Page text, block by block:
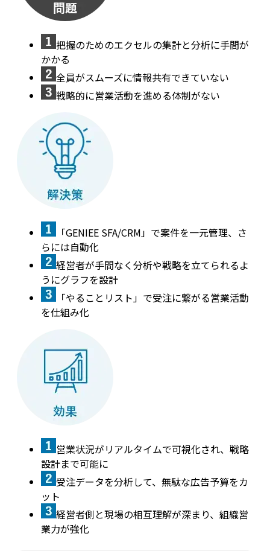
把握のためのエクセルの集計と分析に手間が
かかる
全員がスムーズに情報共有できていない
戦略的に営業活動を進める体制がない
「GENIEE SFA/CRM」で案件を一元管理、さ
らには自動化
経営者が手間なく分析や戦略を立てられるよ
うにグラフを設計
「やることリスト」で受注に繋がる営業活動
を仕組み化
営業状況がリアルタイムで可視化され、戦略
設計まで可能に
受注データを分析して、無駄な広告予算をカ
ット
経営者側と現場の相互理解が深まり、組織営
業力が強化